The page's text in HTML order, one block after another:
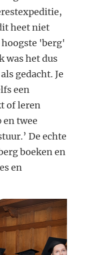
heet niet
'berg'
was het dus
gedacht. Je
een
of leren
twee
De echte
boeken en
en